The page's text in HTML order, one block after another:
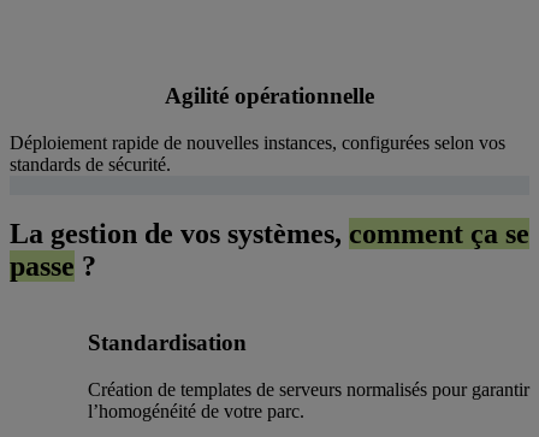
Agilité opérationnelle
Déploiement rapide de nouvelles instances, configurées selon vos
standards de sécurité.
La gestion de vos systèmes, comment ça se
passe ?
Standardisation
Création de templates de serveurs normalisés pour garantir
l’homogénéité de votre parc.